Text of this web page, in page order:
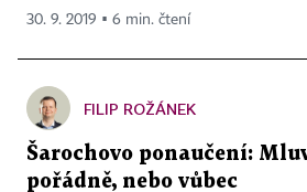
30. 9. 2019 ▪ 6 min. čtení
FILIP ROŽÁNEK
Šarochovo ponaučení:
pořádně, nebo vůbec